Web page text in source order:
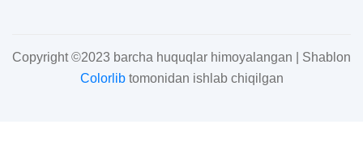
Copyright ©2023 barcha huquqlar himoyalangan | Shablon
Colorlibtomonidan ishlab chiqilgan